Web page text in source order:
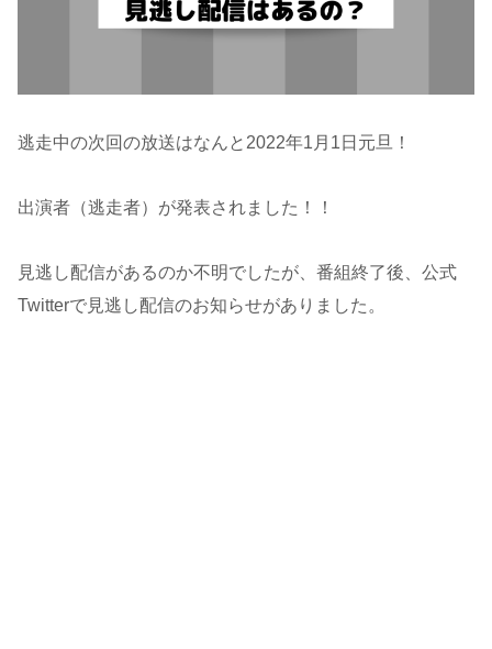
逃走中の次回の放送はなんと2022年1月1日元旦！
出演者（逃走者）が発表されました！！
見逃し配信があるのか不明でしたが、番組終了後、公式
Twitterで見逃し配信のお知らせがありました。